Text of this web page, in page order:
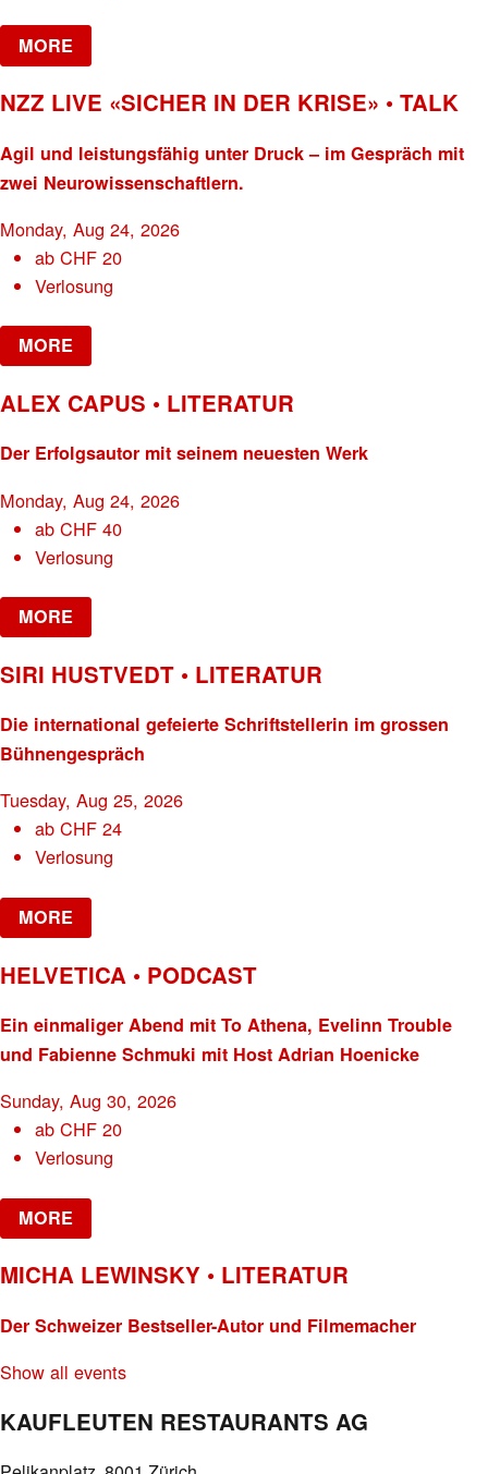
MORE
NZZ LIVE «SICHER IN DER KRISE» • TALK
Agil und leistungsfähig unter Druck – im Gespräch mit
zwei Neurowissenschaftlern.
Monday, Aug 24, 2026
abCHF 20
Verlosung
MORE
ALEX CAPUS • LITERATUR
Der Erfolgsautor mit seinem neuesten Werk
Monday, Aug 24, 2026
abCHF 40
Verlosung
MORE
SIRI HUSTVEDT • LITERATUR
Die international gefeierte Schriftstellerin im grossen
Bühnengespräch
Tuesday, Aug 25, 2026
abCHF 24
Verlosung
MORE
HELVETICA • PODCAST
Ein einmaliger Abend mit To Athena, Evelinn Trouble
und Fabienne Schmuki mit Host Adrian Hoenicke
Sunday, Aug 30, 2026
abCHF 20
Verlosung
MORE
MICHA LEWINSKY • LITERATUR
Der Schweizer Bestseller-Autor und Filmemacher
Show all events
KAUFLEUTEN RESTAURANTS AG